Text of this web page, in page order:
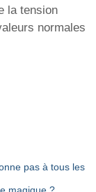
la tension
normales
pas à tous les
magique ?